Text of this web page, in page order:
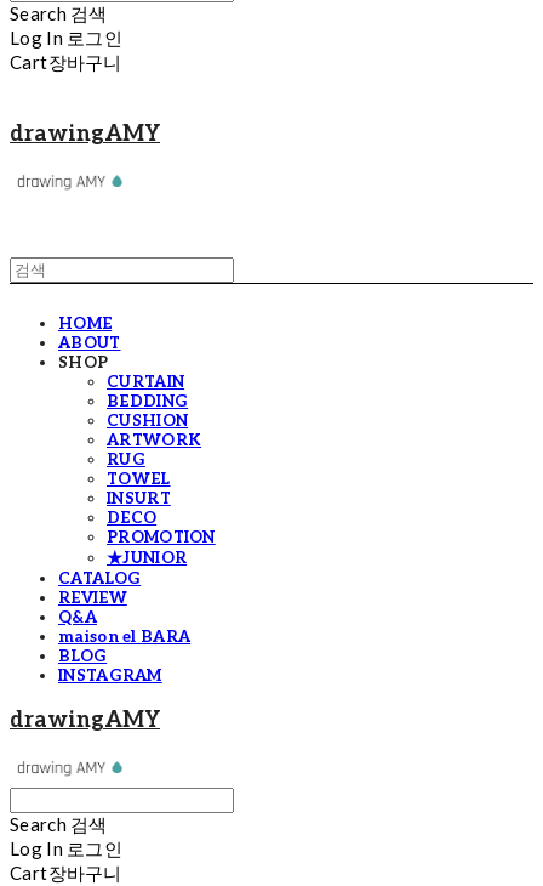
Search 검색
Log In 로그인
Cart장바구니
drawingAMY
HOME
ABOUT
SHOP
CURTAIN
BEDDING
CUSHION
ARTWORK
RUG
TOWEL
INSURT
DECO
PROMOTION
★JUNIOR
CATALOG
REVIEW
Q&A
maison el BARA
BLOG
INSTAGRAM
drawingAMY
Search 검색
Log In 로그인
Cart장바구니